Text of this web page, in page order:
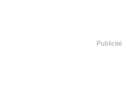
Publicité